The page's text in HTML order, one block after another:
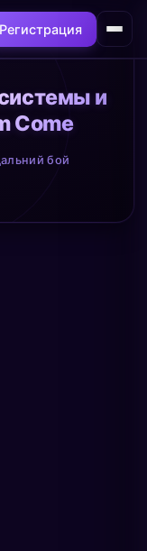
Регистрация
и
и
Come
бой